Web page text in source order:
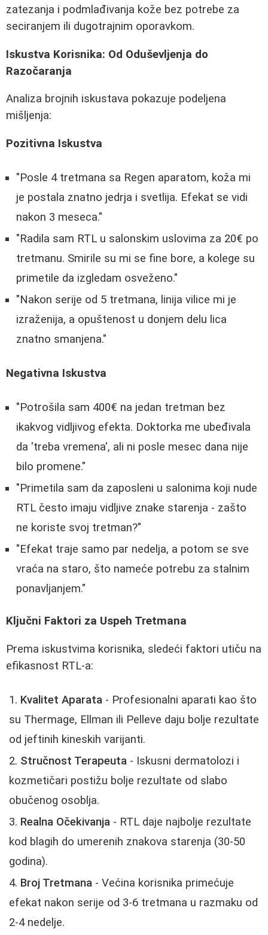
zatezanja i podmlađivanja kože bez potrebe za
seciranjem ili dugotrajnim oporavkom.
Iskustva Korisnika: Od Oduševljenja do
Razоčaranja
Analiza brojnih iskustava pokazuje podeljena
mišljenja:
Pozitivna Iskustva
"Posle 4 tretmana sa Regen aparatom, koža mi
je postala znatno jedrja i svetlija. Efekat se vidi
nakon 3 meseca."
"Radila sam RTL u salonskim uslovima za 20€ po
tretmanu. Smirile su mi se fine bore, a kolege su
primetile da izgledam osveženo."
"Nakon serije od 5 tretmana, linija vilice mi je
izraženija, a opuštenost u donjem delu lica
znatno smanjena."
Negativna Iskustva
"Potrošila sam 400€ na jedan tretman bez
ikakvog vidljivog efekta. Doktorka me ubeđivala
da 'treba vremena', ali ni posle mesec dana nije
bilo promene."
"Primetila sam da zaposleni u salonima koji nude
RTL često imaju vidljive znake starenja - zašto
ne koriste svoj tretman?"
"Efekat traje samo par nedelja, a potom se sve
vraća na staro, što nameće potrebu za stalnim
ponavljanjem."
Ključni Faktori za Uspeh Tretmana
Prema iskustvima korisnika, sledeći faktori utiču na
efikasnost RTL-a:
Kvalitet Aparata - Profesionalni aparati kao što
su Thermage, Ellman ili Pelleve daju bolje rezultate
od jeftinih kineskih varijanti.
Stručnost Terapeuta - Iskusni dermatolozi i
kozmetičari postižu bolje rezultate od slabo
obučenog osoblja.
Realna Očekivanja - RTL daje najbolje rezultate
kod blagih do umerenih znakova starenja (30-50
godina).
Broj Tretmana - Većina korisnika primećuje
efekat nakon serije od 3-6 tretmana u razmaku od
2-4 nedelje.